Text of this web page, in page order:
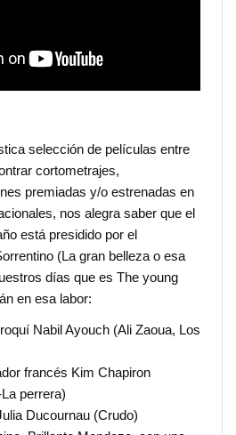
selección de películas entre
cortometrajes,
premiadas y/o estrenadas en
nos alegra saber que el
está presidido por el
(La gran belleza o esa
días que es The young
en esa labor:
Nabil Ayouch (Ali Zaoua, Los
francés Kim Chapiron
perrera)
Ducournau (Crudo)